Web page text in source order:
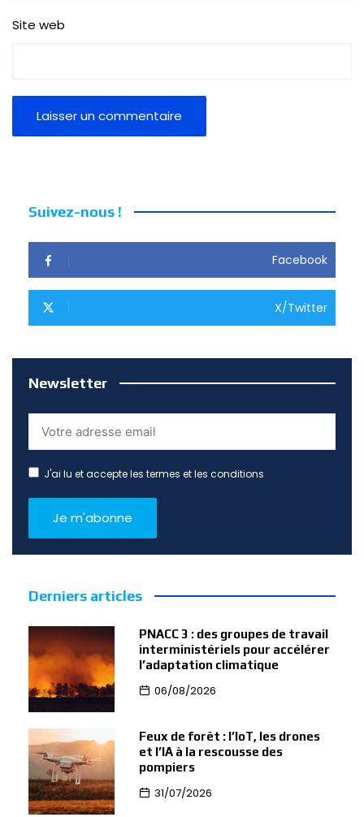
Site web
Suivez-nous !
Facebook
X/Twitter
Newsletter
J'ai lu et accepte les termes et les conditions
Derniers articles
PNACC 3 : des groupes de travail
interministériels pour accélérer
l’adaptation climatique
06/08/2026
Feux de forêt : l’IoT, les drones
et l’IA à la rescousse des
pompiers
31/07/2026